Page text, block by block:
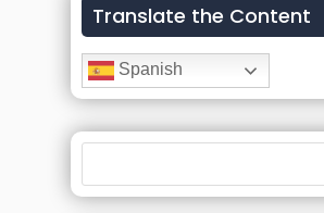
Translate the Content
Spanish